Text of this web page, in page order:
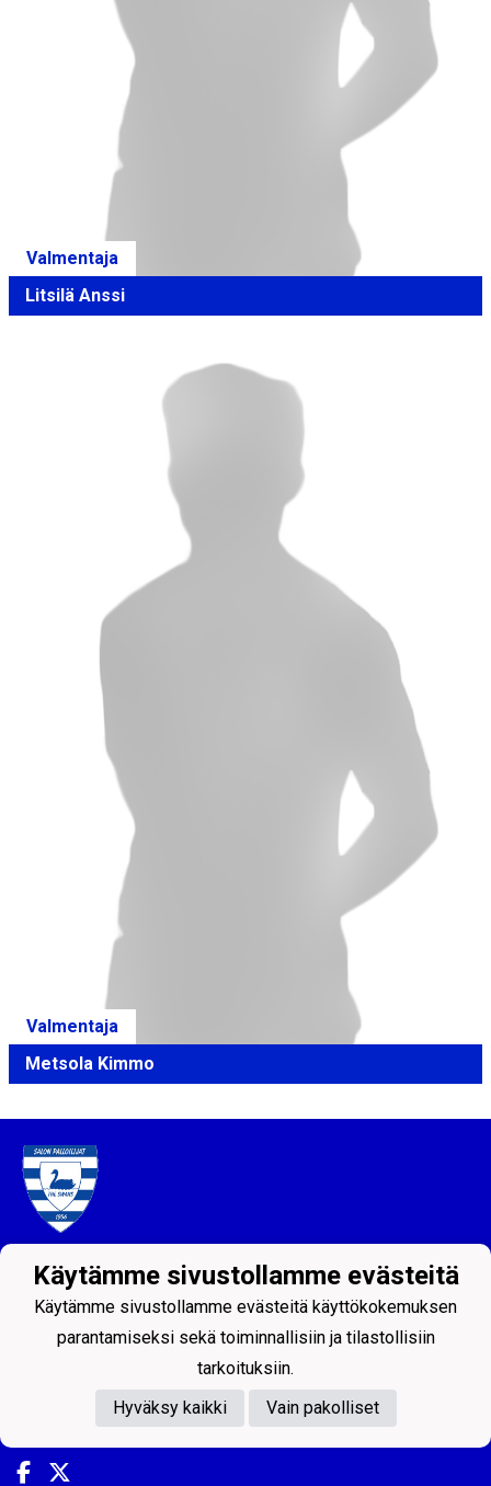
Valmentaja
Litsilä Anssi
Valmentaja
Metsola Kimmo
Tietosuojaseloste
Salon Palloilijat ry
Helsingintie 18, 24100 SALO
email: toimisto@salpa.net
LY 0139538-2
Käytämme sivustollamme evästeitä
Käytämme sivustollamme evästeitä käyttökokemuksen
parantamiseksi sekä toiminnallisiin ja tilastollisiin
tarkoituksiin.
Hyväksy kaikki
Vain pakolliset